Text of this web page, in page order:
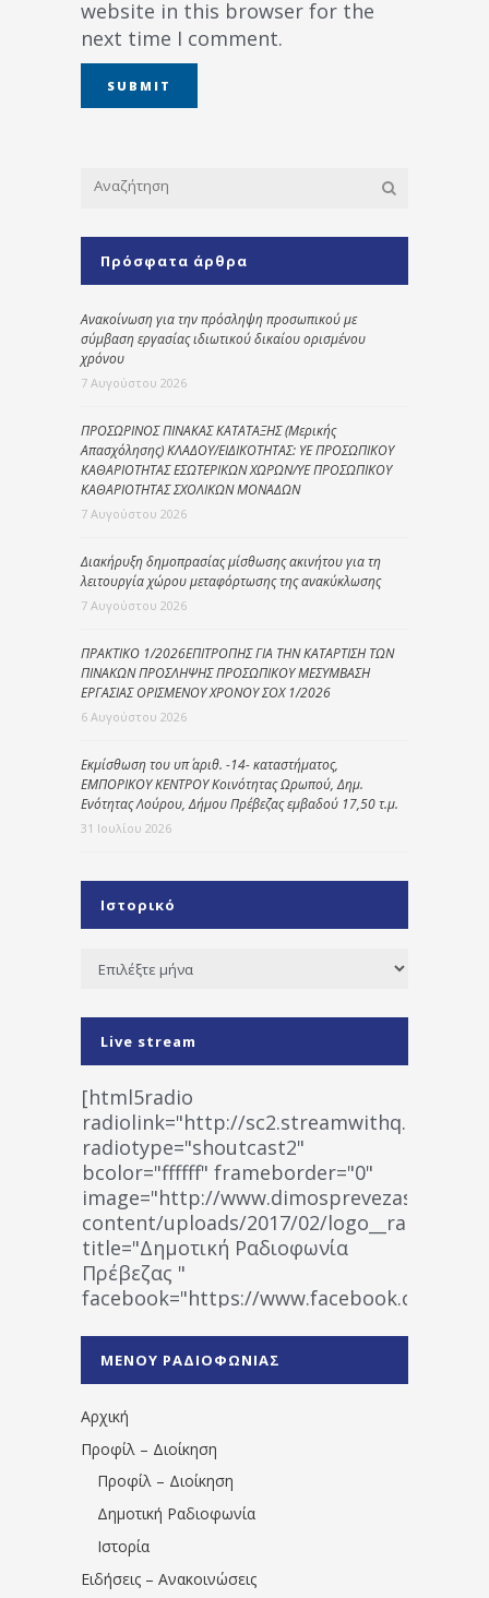
website in this browser for the
next time I comment.
Πρόσφατα άρθρα
Ανακοίνωση για την πρόσληψη προσωπικού με
σύμβαση εργασίας ιδιωτικού δικαίου ορισμένου
χρόνου
7 Αυγούστου 2026
ΠΡΟΣΩΡΙΝΟΣ ΠΙΝΑΚΑΣ ΚΑΤΑΤΑΞΗΣ (Μερικής
Απασχόλησης) ΚΛΑΔΟΥ/ΕΙΔΙΚΟΤΗΤΑΣ: ΥΕ ΠΡΟΣΩΠΙΚΟΥ
ΚΑΘΑΡΙΟΤΗΤΑΣ ΕΣΩΤΕΡΙΚΩΝ ΧΩΡΩΝ/ΥΕ ΠΡΟΣΩΠΙΚΟΥ
ΚΑΘΑΡΙΟΤΗΤΑΣ ΣΧΟΛΙΚΩΝ ΜΟΝΑΔΩΝ
7 Αυγούστου 2026
Διακήρυξη δημοπρασίας μίσθωσης ακινήτου για τη
λειτουργία χώρου μεταφόρτωσης της ανακύκλωσης
7 Αυγούστου 2026
ΠΡΑΚΤΙΚΟ 1/2026ΕΠΙΤΡΟΠΗΣ ΓΙΑ ΤΗΝ ΚΑΤΑΡΤΙΣΗ ΤΩΝ
ΠΙΝΑΚΩΝ ΠΡΟΣΛΗΨΗΣ ΠΡΟΣΩΠΙΚΟΥ ΜΕΣΥΜΒΑΣΗ
ΕΡΓΑΣΙΑΣ ΟΡΙΣΜΕΝΟΥ ΧΡΟΝΟΥ ΣΟΧ 1/2026
6 Αυγούστου 2026
Εκμίσθωση του υπ΄ αριθ. -14- καταστήματος,
ΕΜΠΟΡΙΚΟΥ ΚΕΝΤΡΟΥ Κοινότητας Ωρωπού, Δημ.
Ενότητας Λούρου, Δήμου Πρέβεζας εμβαδού 17,50 τ.μ.
31 Ιουλίου 2026
Ιστορικό
Ιστορικό
Live stream
[html5radio
radiolink="http://
radiotype="shoutcast2"
bcolor="ffffff" frameborder="0"
image="http://www.dimosprevezas.gr/wp-
content/uploads/2017/02/
title="Δημοτική Ραδιοφωνία
Πρέβεζας "
facebook="https://www.facebook.com/
1531194763766854/" artist="" ]
ΜΕΝΟΥ ΡΑΔΙΟΦΩΝΙΑΣ
Αρχική
Προφίλ – Διοίκηση
Προφίλ – Διοίκηση
Δημοτική Ραδιοφωνία
Ιστορία
Ειδήσεις – Ανακοινώσεις